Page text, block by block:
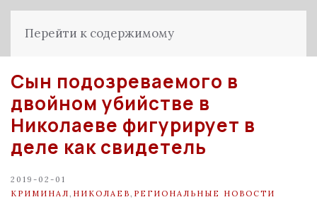
Перейти к содержимому
Сын подозреваемого в
двойном убийстве в
Николаеве фигурирует в
деле как свидетель
2019-02-01
КРИМИНАЛ НИКОЛАЕВ РЕГИОНАЛЬНЫЕ НОВОСТИ